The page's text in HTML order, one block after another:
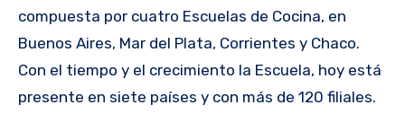
compuesta por cuatro Escuelas de Cocina, en
Buenos Aires, Mar del Plata, Corrientes y Chaco.
Con el tiempo y el crecimiento la Escuela, hoy está
presente en siete países y con más de 120 filiales.